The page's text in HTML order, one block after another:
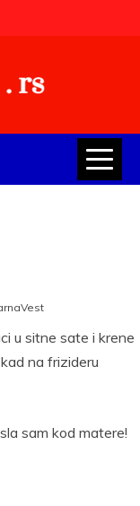
u sitne sate i krene
na frizideru
sam kod matere!